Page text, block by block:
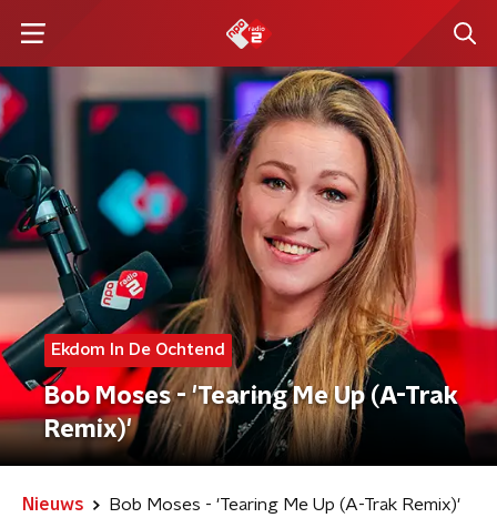
Ekdom In De Ochtend
Bob Moses - 'Tearing Me Up (A-Trak
Remix)'
Nieuws Bob Moses - 'Tearing Me Up (A-Trak Remix)'